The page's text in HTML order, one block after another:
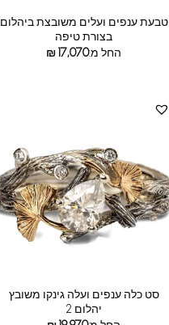
טבעת ענפים ועלים משובצת ביהלום
בצורת טיפה
החל מ:
₪17,070
סט כלה ענפים ועלה גינקו משובץ
יהלום 2